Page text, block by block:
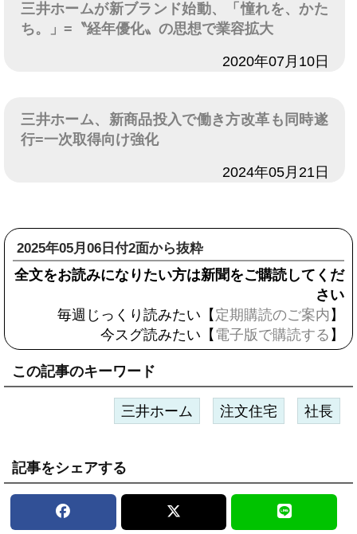
三井ホームが新ブランド始動、「憧れを、かた
ち。」=〝経年優化〟の思想で業容拡大
2020年07月10日
三井ホーム、新商品投入で働き方改革も同時遂
行=一次取得向け強化
2024年05月21日
2025年05月06日付2面から抜粋
全文をお読みになりたい方は新聞をご購読してくだ
さい
毎週じっくり読みたい【 定期購読のご案内 】
今スグ読みたい【 電子版で購読する 】
この記事のキーワード
三井ホーム 注文住宅 社長
記事をシェアする